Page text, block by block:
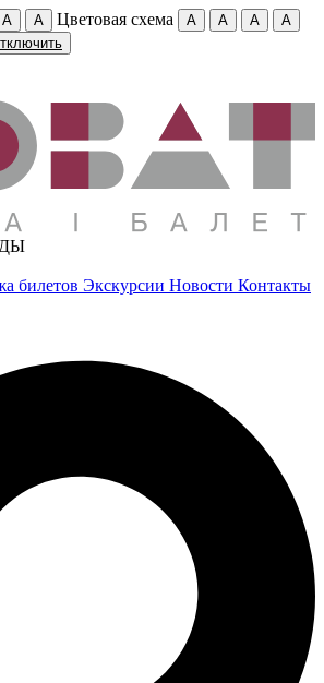
A A Цветовая схема A A A
A
билетов Экскурсии Новости Контакты